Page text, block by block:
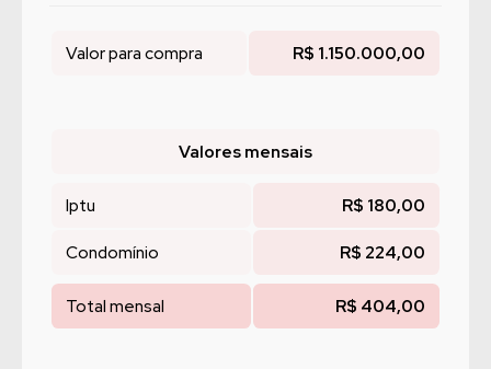
Valor para compra R$ 1.150.000,00
Valores mensais
Iptu R$ 180,00
Condomínio R$ 224,00
Total mensal R$ 404,00